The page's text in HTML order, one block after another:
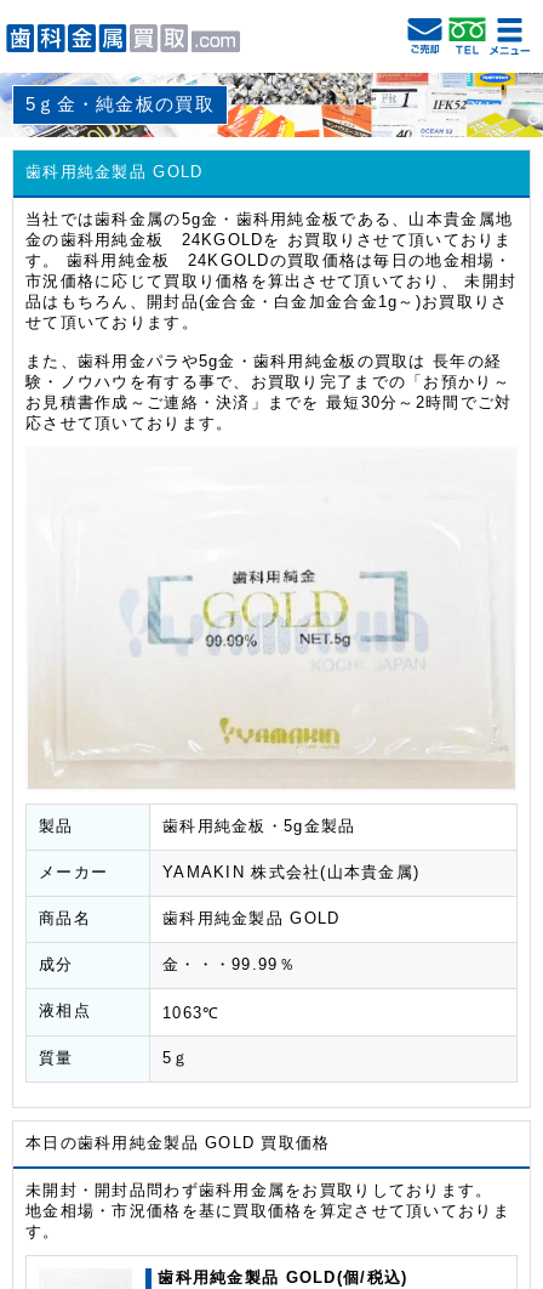
5ｇ金・純金板の買取
歯科用純金製品 GOLD
当社では歯科金属の5g金・歯科用純金板である、山本貴金属地
金の歯科用純金板 24KGOLDを お買取りさせて頂いておりま
す。 歯科用純金板 24KGOLDの買取価格は毎日の地金相場・
市況価格に応じて買取り価格を算出させて頂いており、 未開封
品はもちろん、開封品(金合金・白金加金合金1g～)お買取りさ
せて頂いております。
また、歯科用金パラや5g金・歯科用純金板の買取は 長年の経
験・ノウハウを有する事で、お買取り完了までの「お預かり～
お見積書作成～ご連絡・決済」までを 最短30分～2時間でご対
応させて頂いております。
製品 歯科用純金板・5g金製品
メーカー YAMAKIN 株式会社(山本貴金属)
商品名 歯科用純金製品 GOLD
成分 金・・・99.99％
液相点 1063℃
質量 5ｇ
本日の歯科用純金製品 GOLD 買取価格
未開封・開封品問わず歯科用金属をお買取りしております。
地金相場・市況価格を基に買取価格を算定させて頂いておりま
す。
歯科用純金製品 GOLD(個/税込)